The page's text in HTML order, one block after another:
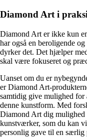
Diamond Art i
Diamond Art er ikke kun
har også en beroligende
dyrker det. Det hjælper
skal være fokuseret og
Uanset om du er
er Diamond Art-
samtidig give mulighed
denne kunstform. Med
Diamond Art dig mulighed
kunstværker, som du kan
personlig gave til en særlig